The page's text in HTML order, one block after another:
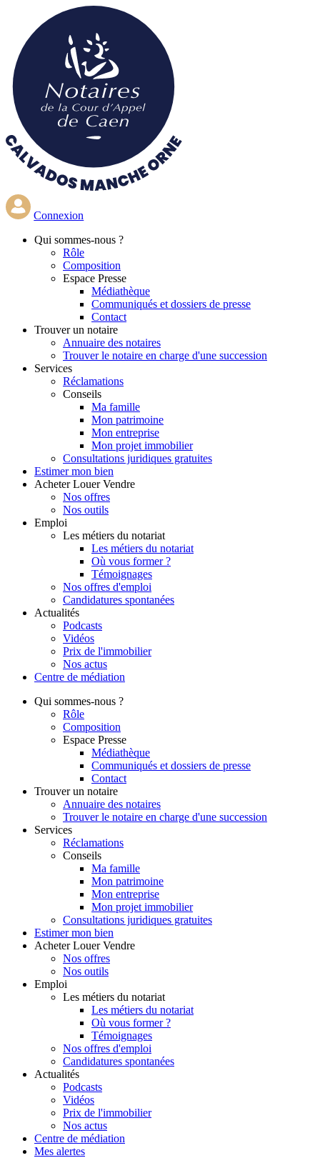
contenu
principal
Connexion
Qui sommes-nous ?
Rôle
Composition
Espace Presse
Médiathèque
Communiqués et dossiers de presse
Contact
Trouver un notaire
Annuaire des notaires
Trouver le notaire en charge d'une succession
Services
Réclamations
Conseils
Ma famille
Mon patrimoine
Mon entreprise
Mon projet immobilier
Consultations juridiques gratuites
Estimer mon bien
Acheter Louer Vendre
Nos offres
Nos outils
Emploi
Les métiers du notariat
Les métiers du notariat
Où vous former ?
Témoignages
Nos offres d'emploi
Candidatures spontanées
Actualités
Podcasts
Vidéos
Prix de l'immobilier
Nos actus
Centre de médiation
Qui sommes-nous ?
Rôle
Composition
Espace Presse
Médiathèque
Communiqués et dossiers de presse
Contact
Trouver un notaire
Annuaire des notaires
Trouver le notaire en charge d'une succession
Services
Réclamations
Conseils
Ma famille
Mon patrimoine
Mon entreprise
Mon projet immobilier
Consultations juridiques gratuites
Estimer mon bien
Acheter Louer Vendre
Nos offres
Nos outils
Emploi
Les métiers du notariat
Les métiers du notariat
Où vous former ?
Témoignages
Nos offres d'emploi
Candidatures spontanées
Actualités
Podcasts
Vidéos
Prix de l'immobilier
Nos actus
Centre de médiation
Mes alertes